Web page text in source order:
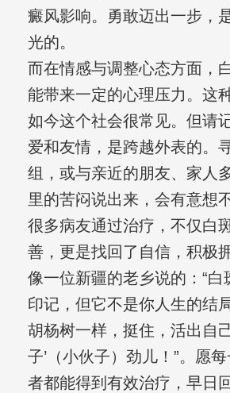
癜风影响。勇敢迈出一步，
光的。
而在情感与调整心态方面，
能带来一定的心理压力。这
如今这个社会很常见。但请
爱和友情，是跨越外表的。
组，或与亲近的朋友、家人
里的苦闷说出来，会有意想
很多病友通过治疗，不仅白
善，更是找回了自信，积极
像一位新疆的老乡说的：“白
印记，但它不是你人生的结
胡杨树一样，挺住，活出自
子’（小伙子）劲儿！”。愿
者都能得到有效治疗，早日